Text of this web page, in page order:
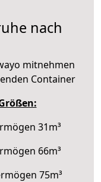
nach
mitnehmen
Container
31m³
66m³
75m³